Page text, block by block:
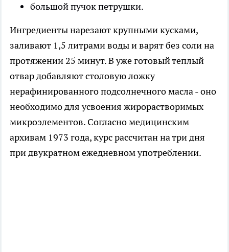
большой пучок петрушки.
Ингредиенты нарезают крупными кусками,
заливают 1,5 литрами воды и варят без соли на
протяжении 25 минут. В уже готовый теплый
отвар добавляют столовую ложку
нерафинированного подсолнечного масла - оно
необходимо для усвоения жирорастворимых
микроэлементов. Согласно медицинским
архивам 1973 года, курс рассчитан на три дня
при двукратном ежедневном употреблении.